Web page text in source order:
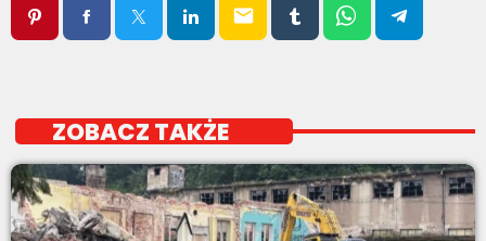
email
ZOBACZ TAKŻE